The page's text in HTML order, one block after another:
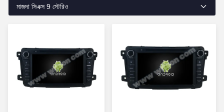
মাজদা সিএক্স 9 স্টেরিও